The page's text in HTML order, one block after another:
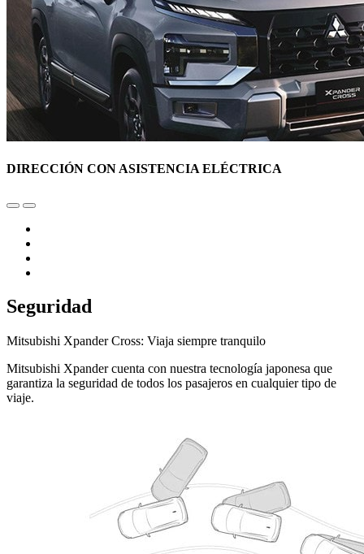
DIRECCIÓN CON ASISTENCIA ELÉCTRICA
Seguridad
Mitsubishi Xpander Cross: Viaja siempre tranquilo
Mitsubishi Xpander cuenta con nuestra tecnología japonesa que
garantiza la seguridad de todos los pasajeros en cualquier tipo de
viaje.